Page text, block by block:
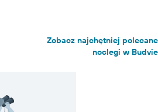
Zobacz najchętniej polecane
noclegi w Budvie